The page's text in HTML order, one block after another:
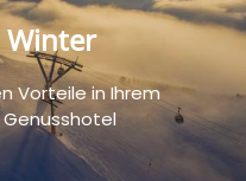
Vorteile in Ihrem